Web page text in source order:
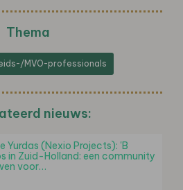
Thema
MVO-professionals
nieuws:
Yurdas (Nexio Projects): 'B
in Zuid-Holland: een community
voor…